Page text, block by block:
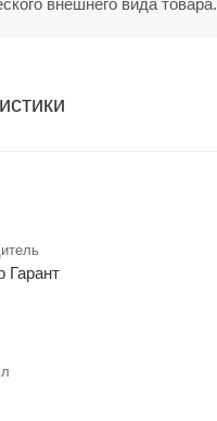
внешнего вида товара.
Гарант